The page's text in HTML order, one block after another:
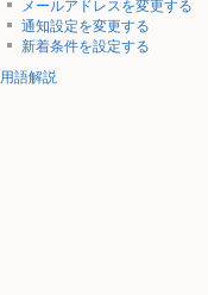
メールアドレスを変更する
通知設定を変更する
新着条件を設定する
用語解説